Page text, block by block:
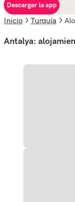
Descargar la app
Inicio Turquía
Antalya: